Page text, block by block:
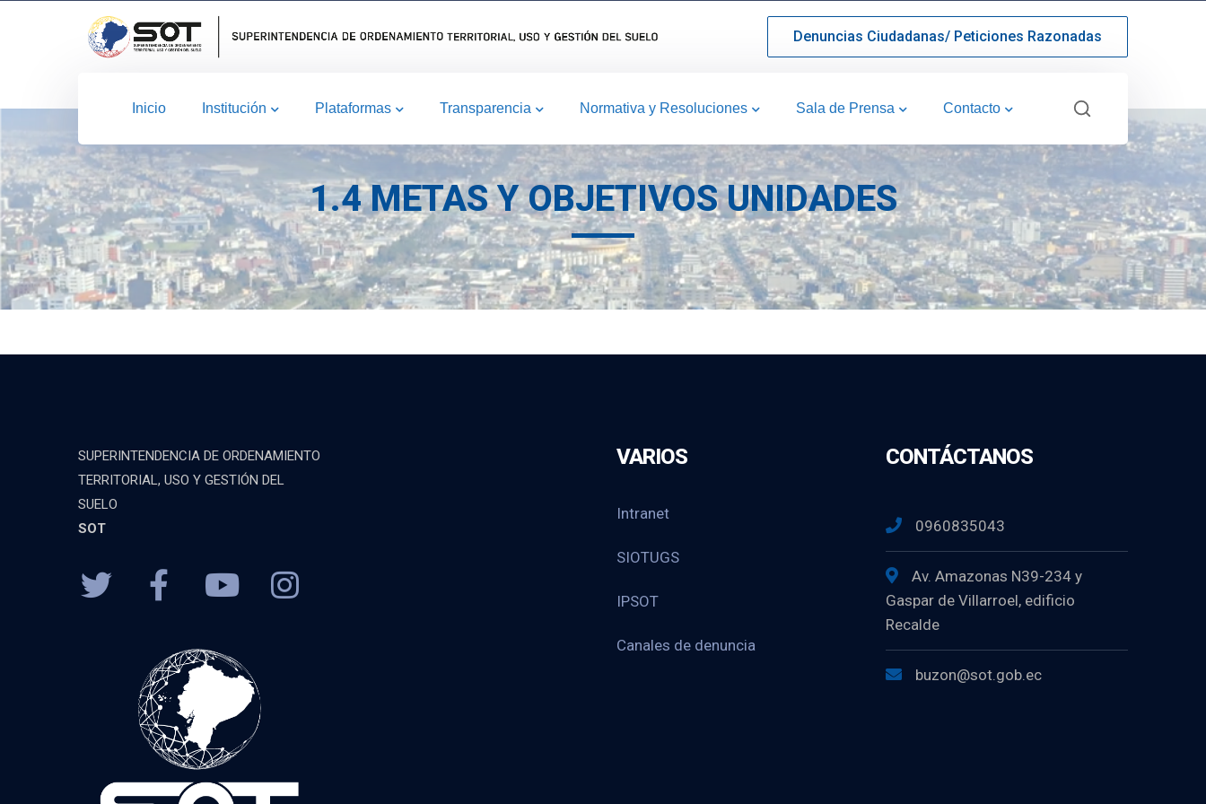
Denuncias Ciudadanas/ Peticiones Razonadas
Inicio Institución Plataformas Transparencia Normativa y Resoluciones Sala de Prensa Contacto
1.4 METAS Y OBJETIVOS UNIDADES
SUPERINTENDENCIA DE ORDENAMIENTO
TERRITORIAL, USO Y GESTIÓN DEL
SUELO
SOT
VARIOS
Intranet
SIOTUGS
IPSOT
Canales de denuncia
CONTÁCTANOS
0960835043
Av. Amazonas N39-234 y
Gaspar de Villarroel, edificio
Recalde
buzon@sot.gob.ec